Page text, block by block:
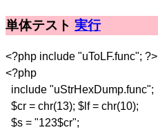
単体テスト 実行
<?php include "uToLF.func"; ?>
<?php
include "uStrHexDump.func";
$cr = chr(13); $lf = chr(10);
$s = "123$cr";